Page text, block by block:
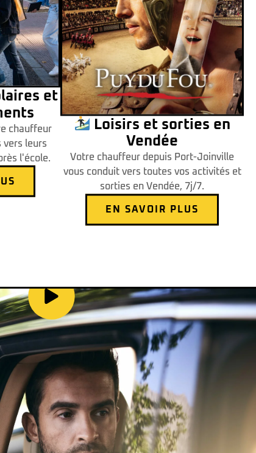
et
chauffeur
vers leurs
l'école.
Loisirs et sorties en
Vendée
Votre chauffeur depuis Port-Joinville
vous conduit vers toutes vos activités et
sorties en Vendée, 7j/7.
EN SAVOIR PLUS